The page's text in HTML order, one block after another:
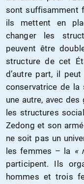
sont suffisamment
ils mettent en
changer les
peuvent être
structure de cet
d’autre part, il
conservatrice de la
une autre, avec
les structures
Zedong et son
ne soit pas un
les femmes – la «
participent. Ils
hommes et trois